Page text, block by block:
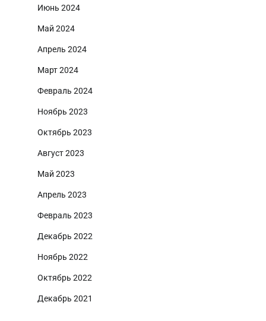
Июнь 2024
Май 2024
Апрель 2024
Март 2024
Февраль 2024
Ноябрь 2023
Октябрь 2023
Август 2023
Май 2023
Апрель 2023
Февраль 2023
Декабрь 2022
Ноябрь 2022
Октябрь 2022
Декабрь 2021